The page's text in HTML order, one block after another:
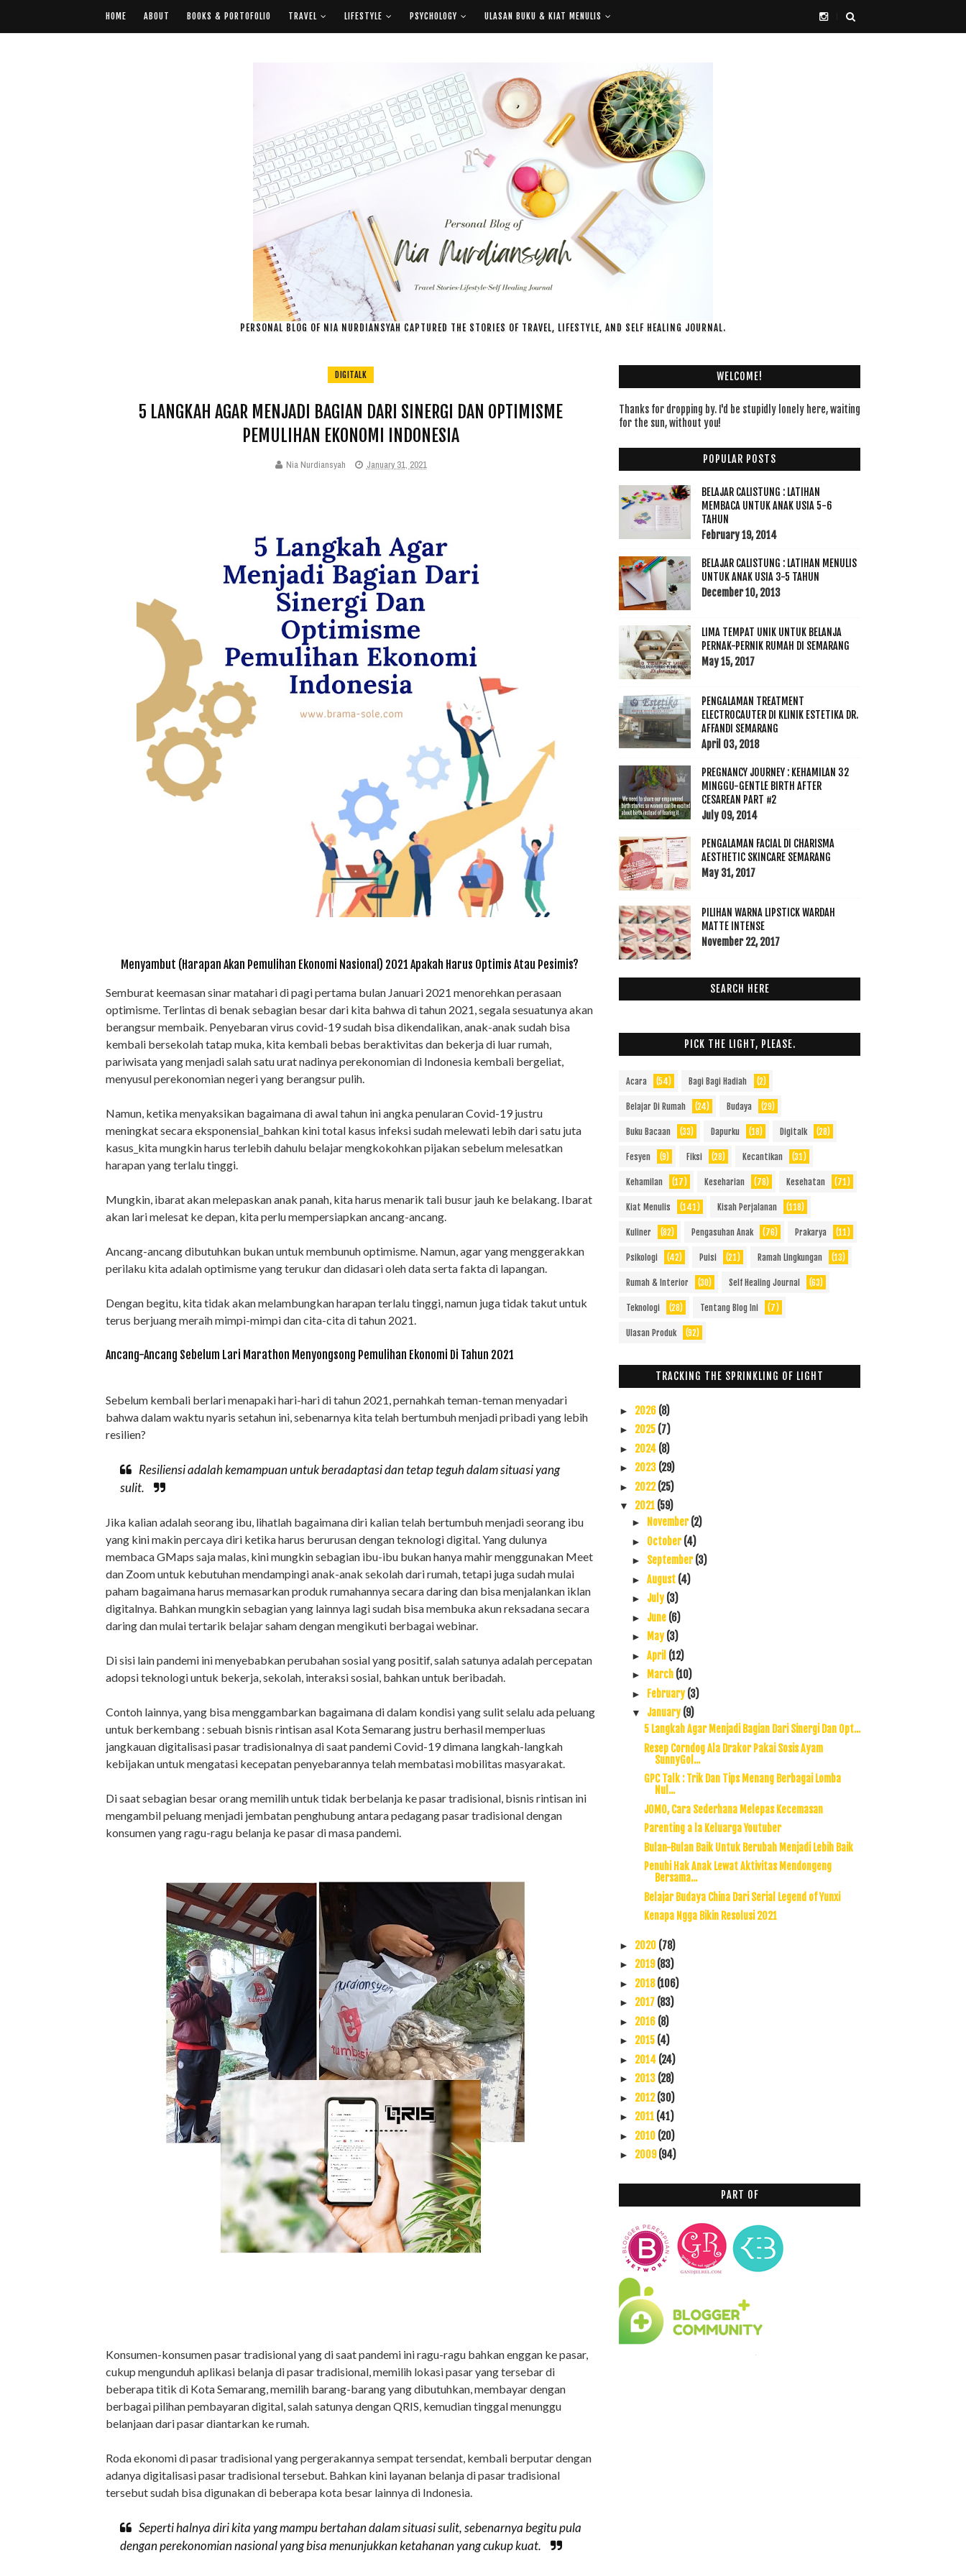
HOME ABOUT BOOKS & PORTOFOLIO TRAVEL LIFESTYLE PSYCHOLOGY ULASAN BUKU & KIAT MENULIS
PERSONAL BLOG OF NIA NURDIANSYAH CAPTURED THE STORIES OF TRAVEL, LIFESTYLE, AND SELF HEALING JOURNAL.
DIGITALK
5 LANGKAH AGAR MENJADI BAGIAN DARI SINERGI DAN OPTIMISME
PEMULIHAN EKONOMI INDONESIA
Nia Nurdiansyah January 31, 2021
Menyambut (Harapan Akan Pemulihan Ekonomi Nasional) 2021 Apakah Harus Optimis Atau Pesimis?
Semburat keemasan sinar matahari di pagi pertama bulan Januari 2021 menorehkan perasaan
optimisme. Terlintas di benak sebagian besar dari kita bahwa di tahun 2021, segala sesuatunya akan
berangsur membaik. Penyebaran virus covid-19 sudah bisa dikendalikan, anak-anak sudah bisa
kembali bersekolah tatap muka, kita kembali bebas beraktivitas dan bekerja di luar rumah,
pariwisata yang menjadi salah satu urat nadinya perekonomian di Indonesia kembali bergeliat,
menyusul perekonomian negeri yang berangsur pulih.
Namun, ketika menyaksikan bagaimana di awal tahun ini angka penularan Covid-19 justru
meningkat secara eksponensial_bahkan kini total kasus infeksi sudah melewati lebih dari satu juta
kasus_kita mungkin harus terlebih dahulu belajar mengkokohkan pijakan sebelum melesatkan
harapan yang terlalu tinggi.
Mungkin, ibarat akan melepaskan anak panah, kita harus menarik tali busur jauh ke belakang. Ibarat
akan lari melesat ke depan, kita perlu mempersiapkan ancang-ancang.
Ancang-ancang dibutuhkan bukan untuk membunuh optimisme. Namun, agar yang menggerakkan
perilaku kita adalah optimisme yang terukur dan didasari oleh data serta fakta di lapangan.
Dengan begitu, kita tidak akan melambungkan harapan terlalu tinggi, namun juga tidak takut untuk
terus berjuang meraih mimpi-mimpi dan cita-cita di tahun 2021.
Ancang-Ancang Sebelum Lari Marathon Menyongsong Pemulihan Ekonomi Di Tahun 2021
Sebelum kembali berlari menapaki hari-hari di tahun 2021, pernahkah teman-teman menyadari
bahwa dalam waktu nyaris setahun ini, sebenarnya kita telah bertumbuh menjadi pribadi yang lebih
resilien?
Resiliensi adalah kemampuan untuk beradaptasi dan tetap teguh dalam situasi yang
sulit.
Jika kalian adalah seorang ibu, lihatlah bagaimana diri kalian telah bertumbuh menjadi seorang ibu
yang kini makin percaya diri ketika harus berurusan dengan teknologi digital. Yang dulunya
membaca GMaps saja malas, kini mungkin sebagian ibu-ibu bukan hanya mahir menggunakan Meet
dan Zoom untuk kebutuhan mendampingi anak-anak sekolah dari rumah, tetapi juga sudah mulai
paham bagaimana harus memasarkan produk rumahannya secara daring dan bisa menjalankan iklan
digitalnya. Bahkan mungkin sebagian yang lainnya lagi sudah bisa membuka akun reksadana secara
daring dan mulai tertarik belajar saham dengan mengikuti berbagai webinar.
Di sisi lain pandemi ini menyebabkan perubahan sosial yang positif, salah satunya adalah percepatan
adopsi teknologi untuk bekerja, sekolah, interaksi sosial, bahkan untuk beribadah.
Contoh lainnya, yang bisa menggambarkan bagaimana di dalam kondisi yang sulit selalu ada peluang
untuk berkembang : sebuah bisnis rintisan asal Kota Semarang justru berhasil memperluas
jangkauan digitalisasi pasar tradisionalnya di saat pandemi Covid-19 dimana langkah-langkah
kebijakan untuk mengatasi kecepatan penyebarannya telah membatasi mobilitas masyarakat.
Di saat sebagian besar orang memilih untuk tidak berbelanja ke pasar tradisional, bisnis rintisan ini
mengambil peluang menjadi jembatan penghubung antara pedagang pasar tradisional dengan
konsumen yang ragu-ragu belanja ke pasar di masa pandemi.
Konsumen-konsumen pasar tradisional yang di saat pandemi ini ragu-ragu bahkan enggan ke pasar,
cukup mengunduh aplikasi belanja di pasar tradisional, memilih lokasi pasar yang tersebar di
beberapa titik di Kota Semarang, memilih barang-barang yang dibutuhkan, membayar dengan
berbagai pilihan pembayaran digital, salah satunya dengan QRIS, kemudian tinggal menunggu
belanjaan dari pasar diantarkan ke rumah.
Roda ekonomi di pasar tradisional yang pergerakannya sempat tersendat, kembali berputar dengan
adanya digitalisasi pasar tradisional tersebut. Bahkan kini layanan belanja di pasar tradisional
tersebut sudah bisa digunakan di beberapa kota besar lainnya di Indonesia.
Seperti halnya diri kita yang mampu bertahan dalam situasi sulit, sebenarnya begitu pula
dengan perekonomian nasional yang bisa menunjukkan ketahanan yang cukup kuat.
WELCOME!
Thanks for dropping by. I'd be stupidly lonely here, waiting
for the sun, without you!
POPULAR POSTS
BELAJAR CALISTUNG : LATIHAN
MEMBACA UNTUK ANAK USIA 5-6
TAHUN
February 19, 2014
BELAJAR CALISTUNG : LATIHAN MENULIS
UNTUK ANAK USIA 3-5 TAHUN
December 10, 2013
LIMA TEMPAT UNIK UNTUK BELANJA
PERNAK-PERNIK RUMAH DI SEMARANG
May 15, 2017
PENGALAMAN TREATMENT
ELECTROCAUTER DI KLINIK ESTETIKA DR.
AFFANDI SEMARANG
April 03, 2018
PREGNANCY JOURNEY : KEHAMILAN 32
MINGGU-GENTLE BIRTH AFTER
CESAREAN PART #2
July 09, 2014
PENGALAMAN FACIAL DI CHARISMA
AESTHETIC SKINCARE SEMARANG
May 31, 2017
PILIHAN WARNA LIPSTICK WARDAH
MATTE INTENSE
November 22, 2017
SEARCH HERE
PICK THE LIGHT, PLEASE.
Acara (54) Bagi Bagi Hadiah (2)
Belajar Di Rumah (24) Budaya (29)
Buku Bacaan (33) Dapurku (18) Digitalk (28)
Fesyen (9) Fiksi (28) Kecantikan (31)
Kehamilan (17) Keseharian (78) Kesehatan (71)
Kiat Menulis (141) Kisah Perjalanan (118)
Kuliner (82) Pengasuhan Anak (76) Prakarya (11)
Psikologi (42) Puisi (21) Ramah Lingkungan (13)
Rumah & Interior (30) Self Healing Journal (63)
Teknologi (28) Tentang Blog Ini (7)
Ulasan Produk (92)
TRACKING THE SPRINKLING OF LIGHT
► 2026 (8)
► 2025 (7)
► 2024 (8)
► 2023 (29)
► 2022(25)
▼ 2021 (59)
► November(2)
► October(4)
► September(3)
► August (4)
► July (3)
► June (6)
► May (3)
► April (12)
► March (10)
► February (3)
▼ January (9)
5 Langkah Agar Menjadi Bagian Dari Sinergi Dan Opt...
Resep Corndog Ala Drakor Pakai Sosis Ayam
SunnyGol...
GPC Talk : Trik Dan Tips Menang Berbagai Lomba
Nul...
JOMO, Cara Sederhana Melepas Kecemasan
Parenting a la Keluarga Youtuber
Bulan-Bulan Baik Untuk Berubah Menjadi Lebih Baik
Penuhi Hak Anak Lewat Aktivitas Mendongeng
Bersama...
Belajar Budaya China Dari Serial Legend of Yunxi
Kenapa Ngga Bikin Resolusi 2021
► 2020 (78)
► 2019(83)
► 2018(106)
► 2017 (83)
► 2016 (8)
► 2015 (4)
► 2014 (24)
► 2013 (28)
► 2012(30)
► 2011 (41)
► 2010 (20)
► 2009(94)
PART OF